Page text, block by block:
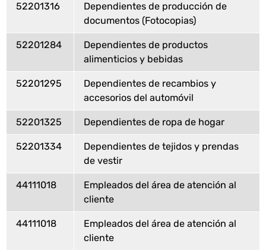
52201316
Dependientes de producción de
documentos (Fotocopias)
52201284
Dependientes de productos
alimenticios y bebidas
52201295
Dependientes de recambios y
accesorios del automóvil
52201325 Dependientes de ropa de hogar
52201334
Dependientes de tejidos y prendas
de vestir
44111018
Empleados del área de atención al
cliente
44111018
Empleados del área de atención al
cliente